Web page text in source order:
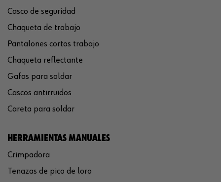
Casco de seguridad
Chaqueta de trabajo
Pantalones cortos trabajo
Chaqueta reflectante
Gafas para soldar
Cascos antirruidos
Careta para soldar
HERRAMIENTAS MANUALES
Crimpadora
Tenazas de pico de loro